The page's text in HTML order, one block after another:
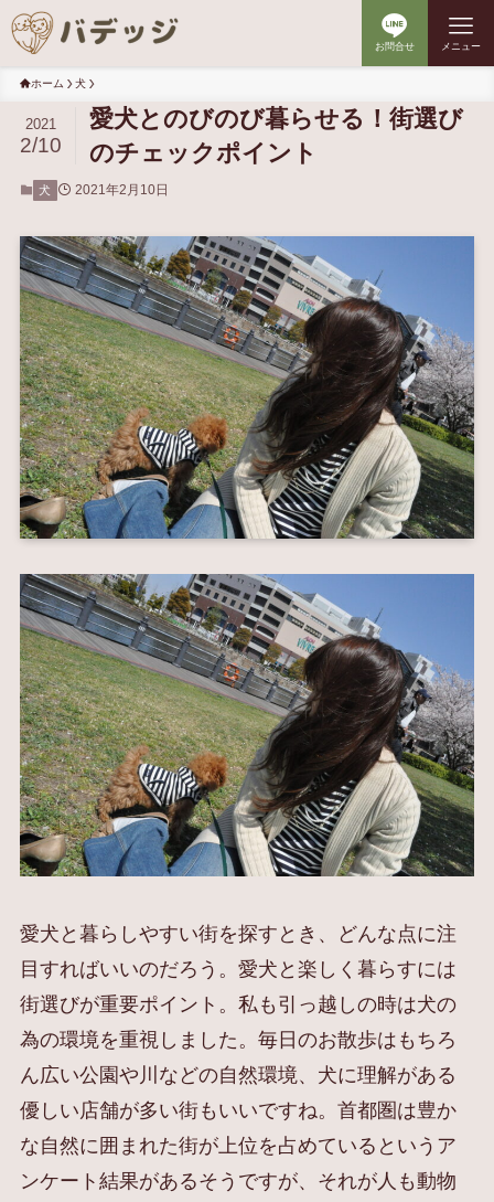
お問合せ メニュー
ホーム 犬
愛犬とのびのび暮らせる！街選び
のチェックポイント
2021
2/10
犬 2021年2月10日
愛犬と暮らしやすい街を探すとき、どんな点に注
目すればいいのだろう。愛犬と楽しく暮らすには
街選びが重要ポイント。私も引っ越しの時は犬の
為の環境を重視しました。毎日のお散歩はもちろ
ん広い公園や川などの自然環境、犬に理解がある
優しい店舗が多い街もいいですね。首都圏は豊か
な自然に囲まれた街が上位を占めているというア
ンケート結果があるそうですが、それが人も動物